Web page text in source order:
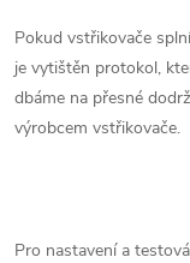
Pokud vstřikovače
je vytištěn protokol,
dbáme na přesné
výrobcem vstřikovače.
Pro nastavení a